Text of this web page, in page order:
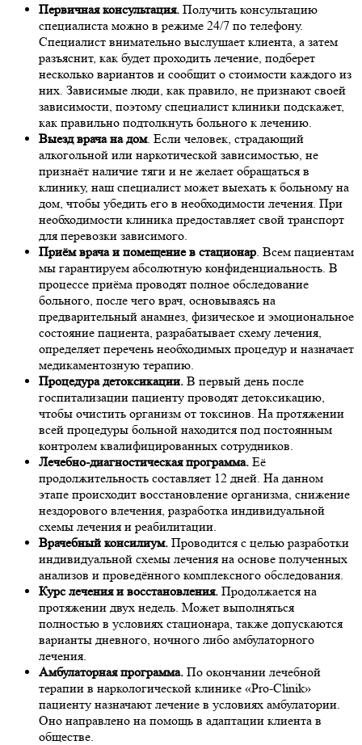
Первичная консультация. Получить консультацию
специалиста можно в режиме 24/7 по телефону.
Специалист внимательно выслушает клиента, а затем
разъяснит, как будет проходить лечение, подберет
несколько вариантов и сообщит о стоимости каждого из
них. Зависимые люди, как правило, не признают своей
зависимости, поэтому специалист клиники подскажет,
как правильно подтолкнуть больного к лечению.
Выезд врача на дом. Если человек, страдающий
алкогольной или наркотической зависимостью, не
признаёт наличие тяги и не желает обращаться в
клинику, наш специалист может выехать к больному на
дом, чтобы убедить его в необходимости лечения. При
необходимости клиника предоставляет свой транспорт
для перевозки зависимого.
Приём врача и помещение в стационар . Всем пациентам
мы гарантируем абсолютную конфиденциальность. В
процессе приёма проводят полное обследование
больного, после чего врач, основываясь на
предварительный анамнез, физическое и эмоциональное
состояние пациента, разрабатывает схему лечения,
определяет перечень необходимых процедур и назначает
медикаментозную терапию.
Процедура детоксикации. В первый день после
госпитализации пациенту проводят детоксикацию,
чтобы очистить организм от токсинов. На протяжении
всей процедуры больной находится под постоянным
контролем квалифицированных сотрудников.
Лечебно-диагностическая программа. Её
продолжительность составляет 12 дней. На данном
этапе происходит восстановление организма, снижение
нездорового влечения, разработка индивидуальной
схемы лечения и реабилитации.
Врачебный консилиум. Проводится с целью разработки
индивидуальной схемы лечения на основе полученных
анализов и проведённого комплексного обследования.
Курс лечения и восстановления. Продолжается на
протяжении двух недель. Может выполняться
полностью в условиях стационара, также допускаются
варианты дневного, ночного либо амбулаторного
лечения.
Амбулаторная программа. По окончании лечебной
терапии в наркологической клинике «Pro-Clinik»
пациенту назначают лечение в условиях амбулатории.
Оно направлено на помощь в адаптации клиента в
обществе.